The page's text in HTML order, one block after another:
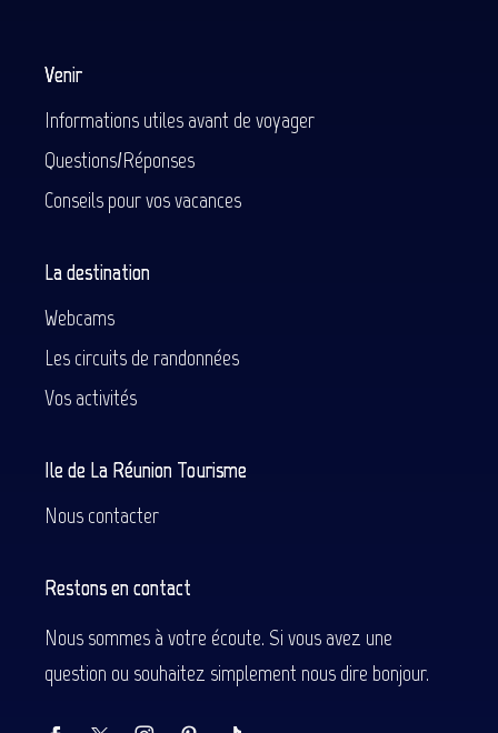
Venir
Informations utiles avant de voyager
Questions/Réponses
Conseils pour vos vacances
La destination
Webcams
Les circuits de randonnées
Vos activités
Ile de La Réunion Tourisme
Nous contacter
Restons en contact
Nous sommes à votre écoute. Si vous avez une
question ou souhaitez simplement nous dire bonjour.